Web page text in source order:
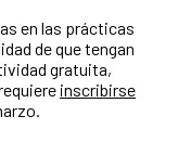
en las prácticas
de que tengan
gratuita,
inscribirse